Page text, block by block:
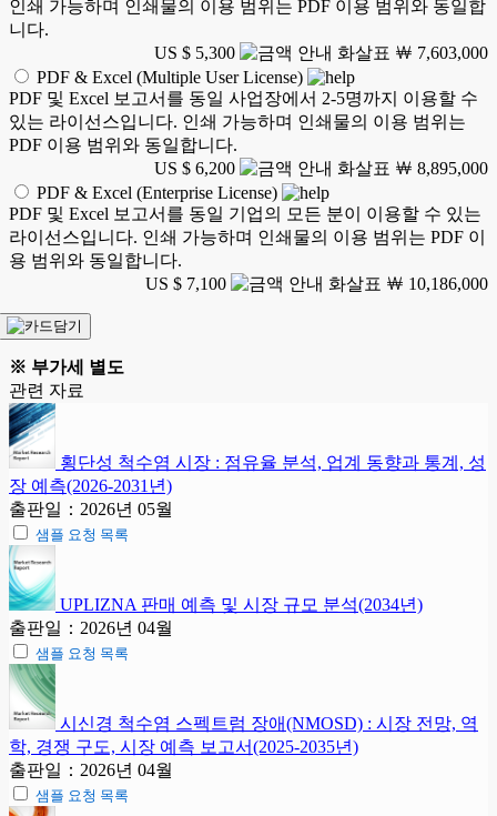
인쇄 가능하며 인쇄물의 이용 범위는 PDF 이용 범위와 동일합
니다.
US $ 5,300
￦ 7,603,000
PDF & Excel (Multiple User License)
PDF 및 Excel 보고서를 동일 사업장에서 2-5명까지 이용할 수
있는 라이선스입니다. 인쇄 가능하며 인쇄물의 이용 범위는
PDF 이용 범위와 동일합니다.
US $ 6,200
￦ 8,895,000
PDF & Excel (Enterprise License)
PDF 및 Excel 보고서를 동일 기업의 모든 분이 이용할 수 있는
라이선스입니다. 인쇄 가능하며 인쇄물의 이용 범위는 PDF 이
용 범위와 동일합니다.
US $ 7,100
￦ 10,186,000
※ 부가세 별도
관련 자료
횡단성 척수염 시장 : 점유율 분석, 업계 동향과 통계, 성
장 예측(2026-2031년)
출판일：2026년 05월
샘플 요청 목록
UPLIZNA 판매 예측 및 시장 규모 분석(2034년)
출판일：2026년 04월
샘플 요청 목록
시신경 척수염 스펙트럼 장애(NMOSD) : 시장 전망, 역
학, 경쟁 구도, 시장 예측 보고서(2025-2035년)
출판일：2026년 04월
샘플 요청 목록